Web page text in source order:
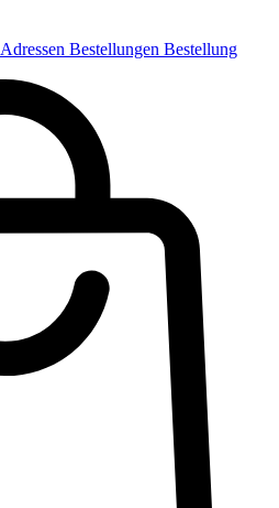
Adressen Bestellungen Bestellung